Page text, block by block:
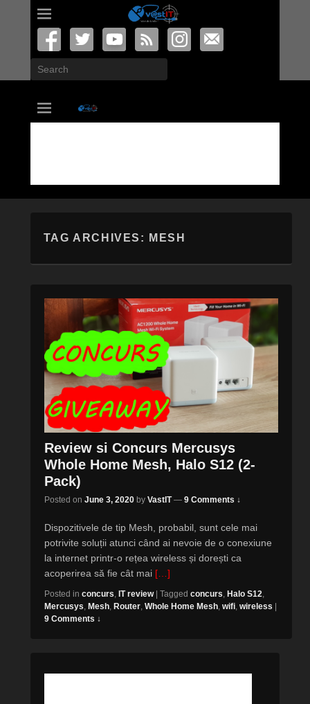
Search
vastIT.ro
Blog de Tehnologie
TAG ARCHIVES: MESH
Review si Concurs Mercusys
Whole Home Mesh, Halo S12 (2-
Pack)
Posted on June 3, 2020 by VastIT — 9 Comments ↓
Dispozitivele de tip Mesh, probabil, sunt cele mai
potrivite soluții atunci când ai nevoie de o conexiune
la internet printr-o rețea wireless și dorești ca
acoperirea să fie cât mai […]
Posted in concurs IT review | Tagged concurs Halo S12
Mercusys Mesh Router Whole Home Mesh wifi wireless |
9 Comments ↓